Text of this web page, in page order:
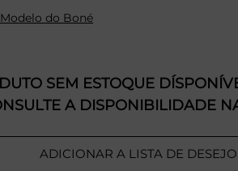
do Boné
SEM ESTOQUE
A DISPONIBILIDADE
ADICIONAR A LISTA DE